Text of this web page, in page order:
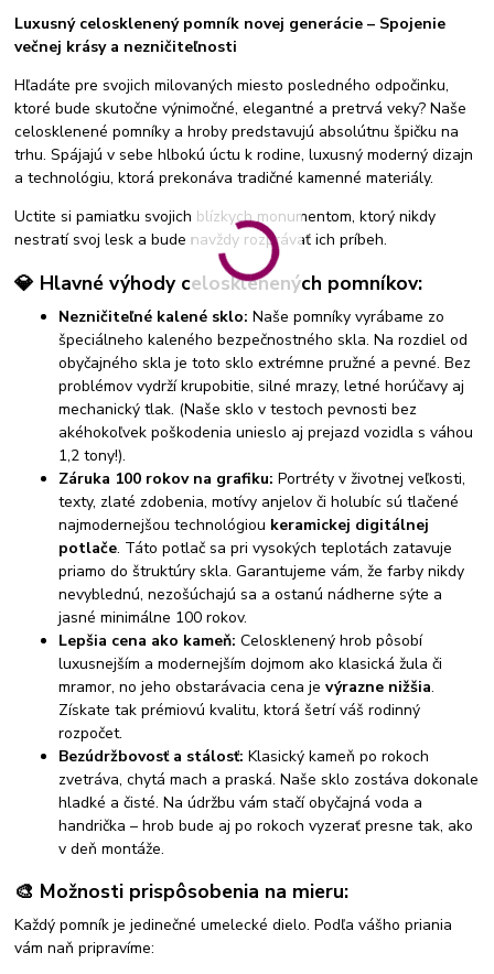
Luxusný celosklenený pomník novej generácie – Spojenie
večnej krásy a nezničiteľnosti
Hľadáte pre svojich milovaných miesto posledného odpočinku,
ktoré bude skutočne výnimočné, elegantné a pretrvá veky? Naše
celosklenené pomníky a hroby predstavujú absolútnu špičku na
trhu. Spájajú v sebe hlbokú úctu k rodine, luxusný moderný dizajn
a technológiu, ktorá prekonáva tradičné kamenné materiály.
Uctite si pamiatku svojich blízkych monumentom, ktorý nikdy
nestratí svoj lesk a bude navždy rozprávať ich príbeh.
💎 Hlavné výhody celosklenených pomníkov:
Nezničiteľné kalené sklo: Naše pomníky vyrábame zo
špeciálneho kaleného bezpečnostného skla. Na rozdiel od
obyčajného skla je toto sklo extrémne pružné a pevné. Bez
problémov vydrží krupobitie, silné mrazy, letné horúčavy aj
mechanický tlak. (Naše sklo v testoch pevnosti bez
akéhokoľvek poškodenia unieslo aj prejazd vozidla s váhou
1,2 tony!).
Záruka 100 rokov na grafiku: Portréty v životnej veľkosti,
texty, zlaté zdobenia, motívy anjelov či holubíc sú tlačené
najmodernejšou technológiou keramickej digitálnej
potlače. Táto potlač sa pri vysokých teplotách zatavuje
priamo do štruktúry skla. Garantujeme vám, že farby nikdy
nevyblednú, nezošúchajú sa a ostanú nádherne sýte a
jasné minimálne 100 rokov.
Lepšia cena ako kameň: Celosklenený hrob pôsobí
luxusnejším a modernejším dojmom ako klasická žula či
mramor, no jeho obstarávacia cena jevýrazne nižšia.
Získate tak prémiovú kvalitu, ktorá šetrí váš rodinný
rozpočet.
Bezúdržbovosť a stálosť: Klasický kameň po rokoch
zvetráva, chytá mach a praská. Naše sklo zostáva dokonale
hladké a čisté. Na údržbu vám stačí obyčajná voda a
handrička – hrob bude aj po rokoch vyzerať presne tak, ako
v deň montáže.
🎨 Možnosti prispôsobenia na mieru:
Každý pomník je jedinečné umelecké dielo. Podľa vášho priania
vám naň pripravíme: